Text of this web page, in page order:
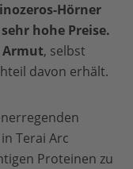
Hörner
hohe Preise.
Armut, selbst
davon erhält.
Terai Arc
Proteinen zu